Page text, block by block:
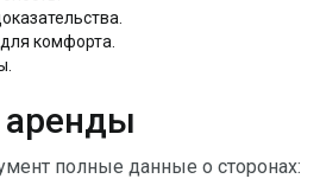
комфорта.
полные данные о сторонах: